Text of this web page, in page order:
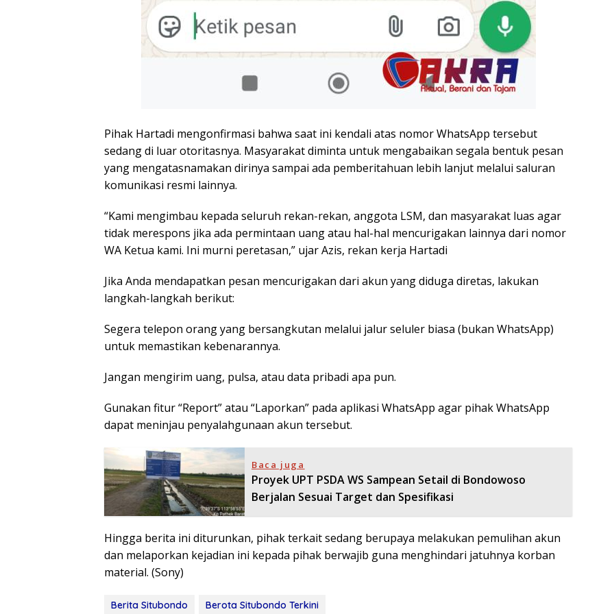
Pihak Hartadi mengonfirmasi bahwa saat ini kendali atas nomor WhatsApp tersebut
sedang di luar otoritasnya. Masyarakat diminta untuk mengabaikan segala bentuk pesan
yang mengatasnamakan dirinya sampai ada pemberitahuan lebih lanjut melalui saluran
komunikasi resmi lainnya.
“Kami mengimbau kepada seluruh rekan-rekan, anggota LSM, dan masyarakat luas agar
tidak merespons jika ada permintaan uang atau hal-hal mencurigakan lainnya dari nomor
WA Ketua kami. Ini murni peretasan,” ujar Azis, rekan kerja Hartadi
Jika Anda mendapatkan pesan mencurigakan dari akun yang diduga diretas, lakukan
langkah-langkah berikut:
Segera telepon orang yang bersangkutan melalui jalur seluler biasa (bukan WhatsApp)
untuk memastikan kebenarannya.
Jangan mengirim uang, pulsa, atau data pribadi apa pun.
Gunakan fitur “Report” atau “Laporkan” pada aplikasi WhatsApp agar pihak WhatsApp
dapat meninjau penyalahgunaan akun tersebut.
Baca juga
Proyek UPT PSDA WS Sampean Setail di Bondowoso
Berjalan Sesuai Target dan Spesifikasi
Hingga berita ini diturunkan, pihak terkait sedang berupaya melakukan pemulihan akun
dan melaporkan kejadian ini kepada pihak berwajib guna menghindari jatuhnya korban
material. (Sony)
Berita Situbondo Berota Situbondo Terkini